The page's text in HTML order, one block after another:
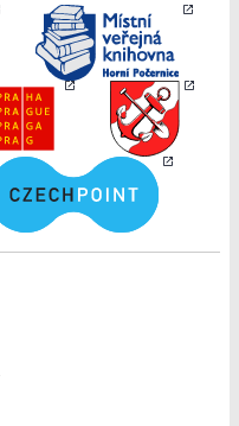
které ukazují
na konkrétní
uživatelé
našeho webu.
Pokud
vypnete
používání
analytických
cookies ve
vztahu k Vaší